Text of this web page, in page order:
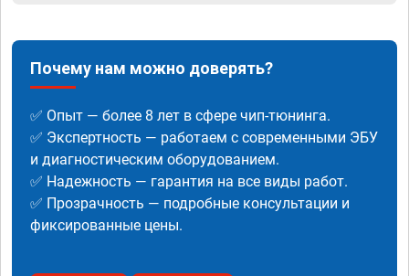
Почему нам можно доверять?
✅ Опыт — более 8 лет в сфере чип-тюнинга.
✅ Экспертность — работаем с современными ЭБУ
и диагностическим оборудованием.
✅ Надежность — гарантия на все виды работ.
✅ Прозрачность — подробные консультации и
фиксированные цены.